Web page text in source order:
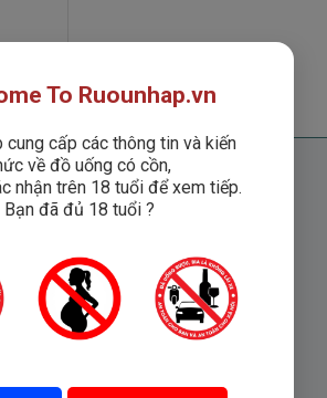
SÁCH
To Ruounhap.vn
cung cấp các thông tin và kiến
về đồ uống có cồn,
nhận trên 18 tuổi để xem tiếp.
Bạn đã đủ 18 tuổi ?